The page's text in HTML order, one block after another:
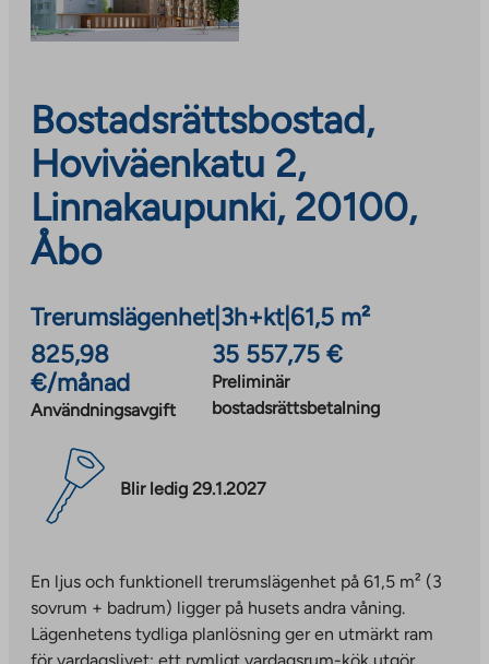
Bostadsrättsbostad,
Hoviväenkatu 2,
Linnakaupunki, 20100,
Åbo
Trerumslägenhet| 3h+kt| 61,5 m²
825,98
€/månad
Användningsavgift
35 557,75 €
Preliminär
bostadsrättsbetalning
Blir ledig 29.1.2027
En ljus och funktionell trerumslägenhet på 61,5 m² (3
sovrum + badrum) ligger på husets andra våning.
Lägenhetens tydliga planlösning ger en utmärkt ram